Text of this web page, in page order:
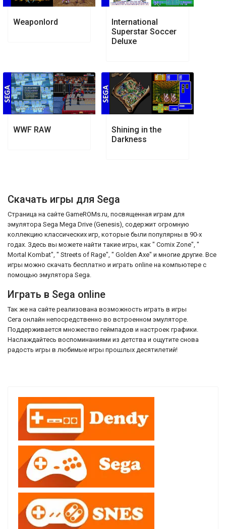
Weaponlord
International
Superstar Soccer
Deluxe
WWF RAW
Shining in the
Darkness
Скачать игры для Sega
Страница на сайте GameROMs.ru, посвященная играм для
эмулятора Sega Mega Drive (Genesis), содержит огромную
коллекцию классических игр, которые были популярны в 90-х
годах. Здесь вы можете найти такие игры, как " Comix Zone", "
Mortal Kombat", " Streets of Rage", " Golden Axe" и многие другие. Все
игры можно скачать бесплатно и играть online на компьютере с
помощью эмулятора Sega.
Играть в Sega online
Так же на сайте реализована возможность играть в игры
Сега онлайн непосредственно во встроенном эмуляторе.
Поддерживается множество геймпадов и настроек графики.
Наслаждайтесь воспоминаниями из детства и ощутите снова
радость игры в любимые игры прошлых десятилетий!